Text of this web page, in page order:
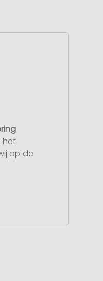
het
op de